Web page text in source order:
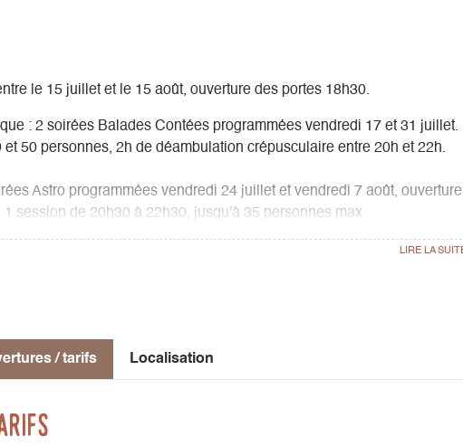
le 15 juillet et le 15 août, ouverture des portes 18h30.
: 2 soirées Balades Contées programmées vendredi 17 et 31 juillet.
et 50 personnes, 2h de déambulation crépusculaire entre 20h et 22h.
Astro programmées vendredi 24 juillet et vendredi 7 août, ouverture
session de 20h30 à 22h30, jusqu'à 35 personnes max.
possible dans l'abri des visiteurs.
/ tarifs Localisation